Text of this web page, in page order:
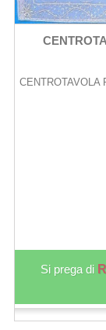
CENTROTAVOLA
Si prega di